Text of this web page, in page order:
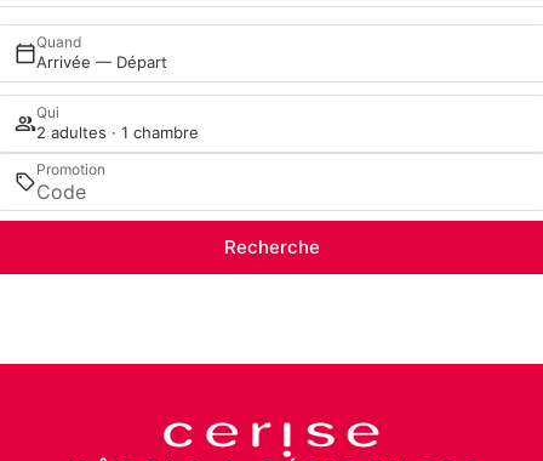
Quand
Arrivée — Départ
Qui
2 adultes · 1 chambre
Promotion
Recherche